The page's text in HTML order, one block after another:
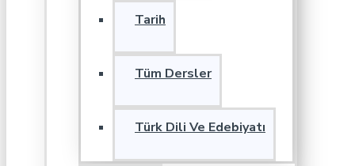
Tarih
Tüm Dersler
Türk Dili Ve Edebiyatı